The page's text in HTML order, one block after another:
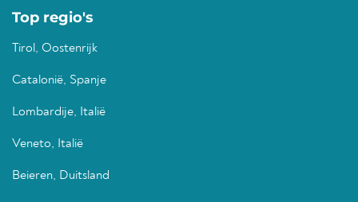
Top regio's
Tirol, Oostenrijk
Catalonië, Spanje
Lombardije, Italië
Veneto, Italië
Beieren, Duitsland